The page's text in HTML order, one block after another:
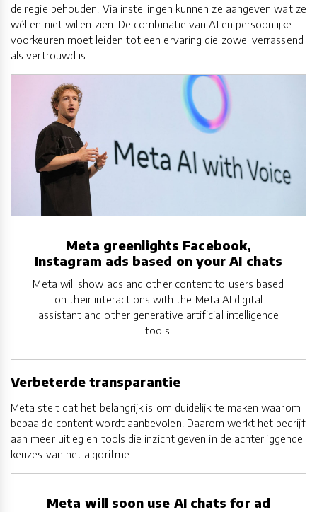
de regie behouden. Via instellingen kunnen ze aangeven wat ze
wél en niet willen zien. De combinatie van AI en persoonlijke
voorkeuren moet leiden tot een ervaring die zowel verrassend
als vertrouwd is.
Meta greenlights Facebook,
Instagram ads based on your AI chats
Meta will show ads and other content to users based
on their interactions with the Meta AI digital
assistant and other generative artificial intelligence
tools.
Verbeterde transparantie
Meta stelt dat het belangrijk is om duidelijk te maken waarom
bepaalde content wordt aanbevolen. Daarom werkt het bedrijf
aan meer uitleg en tools die inzicht geven in de achterliggende
keuzes van het algoritme.
Meta will soon use AI chats for ad